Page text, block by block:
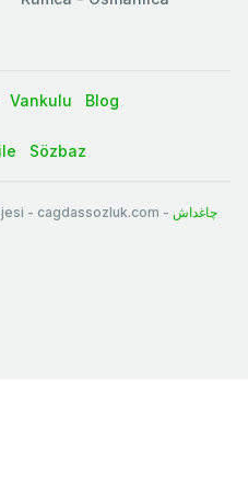
Vankulu Blog
Sözbaz
- cagdassozluk.com - چاغداش